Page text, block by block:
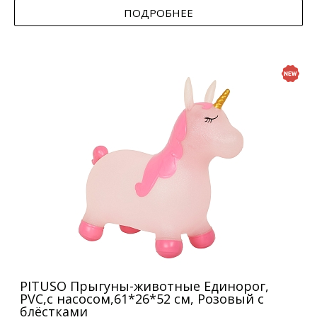
ПОДРОБНЕЕ
PITUSO Прыгуны-животные Единорог,
PVC,с насосом,61*26*52 см, Розовый с
блёстками